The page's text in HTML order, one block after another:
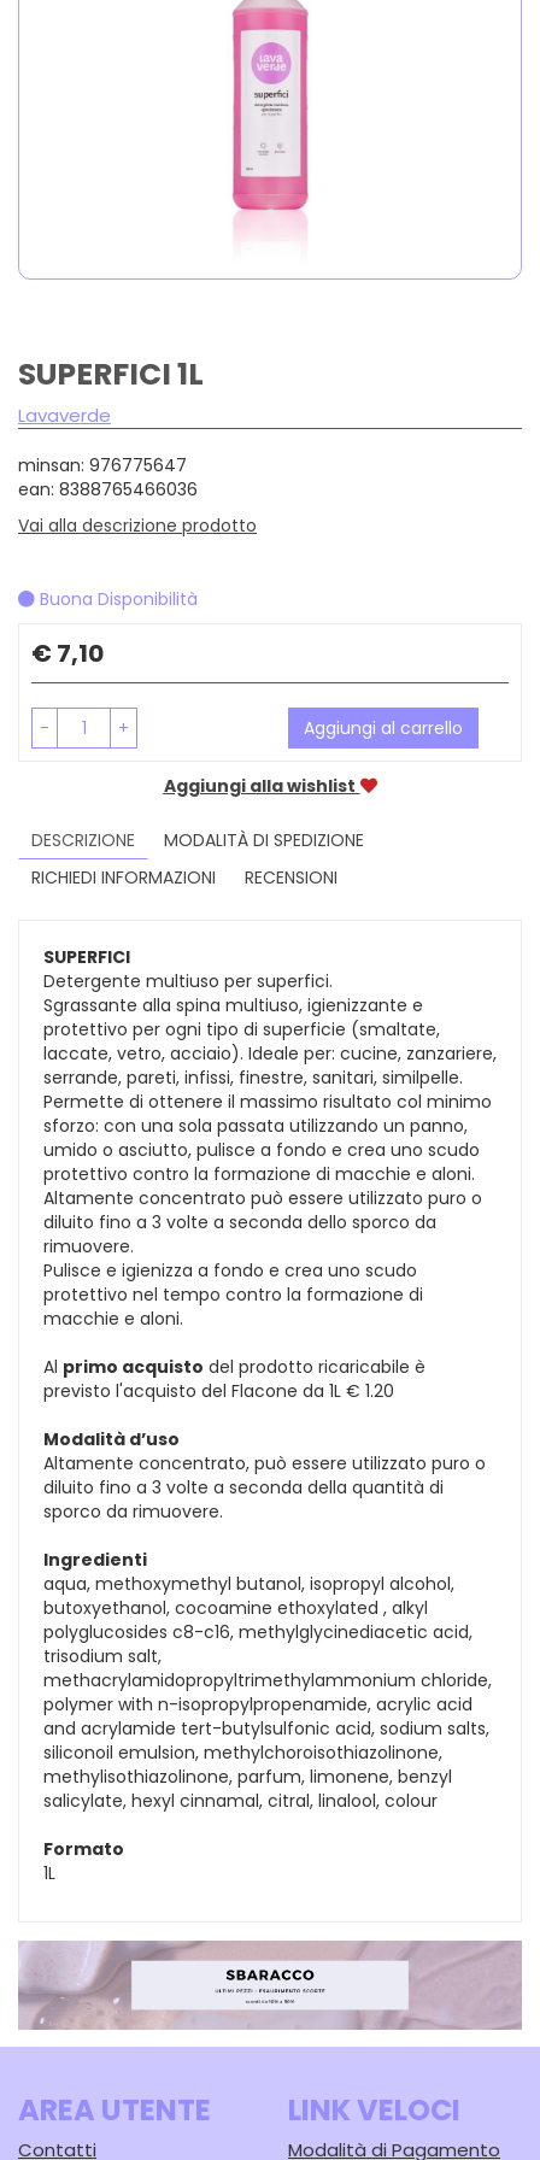
SUPERFICI 1L
Lavaverde
minsan: 976775647
ean: 8388765466036
Vai alla descrizione prodotto
Buona Disponibilità
Prezzo
€ 7,10
- + Aggiungi al carrello
Aggiungi alla wishlist
DESCRIZIONE
MODALITÀ DI SPEDIZIONE
RICHIEDI INFORMAZIONI
RECENSIONI
SUPERFICI
Detergente multiuso per superfici.
Sgrassante alla spina multiuso, igienizzante e
protettivo per ogni tipo di superficie (smaltate,
laccate, vetro, acciaio). Ideale per: cucine, zanzariere,
serrande, pareti, infissi, finestre, sanitari, similpelle.
Permette di ottenere il massimo risultato col minimo
sforzo: con una sola passata utilizzando un panno,
umido o asciutto, pulisce a fondo e crea uno scudo
protettivo contro la formazione di macchie e aloni.
Altamente concentrato può essere utilizzato puro o
diluito fino a 3 volte a seconda dello sporco da
rimuovere.
Pulisce e igienizza a fondo e crea uno scudo
protettivo nel tempo contro la formazione di
macchie e aloni.
Al primo acquisto del prodotto ricaricabile è
previsto l'acquisto del Flacone da 1L € 1.20
Modalità d’uso
Altamente concentrato, può essere utilizzato puro o
diluito fino a 3 volte a seconda della quantità di
sporco da rimuovere.
Ingredienti
aqua, methoxymethyl butanol, isopropyl alcohol,
butoxyethanol, cocoamine ethoxylated , alkyl
polyglucosides c8-c16, methylglycinediacetic acid,
trisodium salt,
methacrylamidopropyltrimethylammonium chloride,
polymer with n-isopropylpropenamide, acrylic acid
and acrylamide tert-butylsulfonic acid, sodium salts,
siliconoil emulsion, methylchoroisothiazolinone,
methylisothiazolinone, parfum, limonene, benzyl
salicylate, hexyl cinnamal, citral, linalool, colour
Formato
1L
AREA UTENTE
Contatti
LINK VELOCI
Modalità di Pagamento